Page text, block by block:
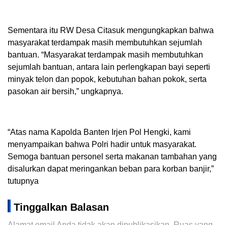
Sementara itu RW Desa Citasuk mengungkapkan bahwa
masyarakat terdampak masih membutuhkan sejumlah
bantuan. “Masyarakat terdampak masih membutuhkan
sejumlah bantuan, antara lain perlengkapan bayi seperti
minyak telon dan popok, kebutuhan bahan pokok, serta
pasokan air bersih,” ungkapnya.
“Atas nama Kapolda Banten Irjen Pol Hengki, kami
menyampaikan bahwa Polri hadir untuk masyarakat.
Semoga bantuan personel serta makanan tambahan yang
disalurkan dapat meringankan beban para korban banjir,”
tutupnya
Tinggalkan Balasan